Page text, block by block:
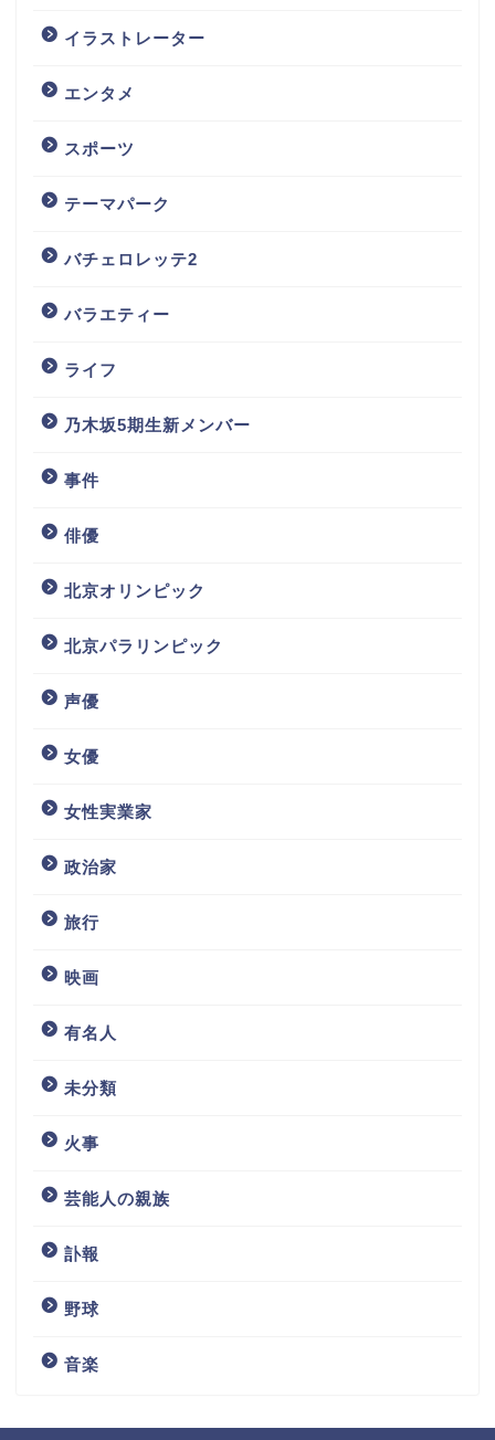
イラストレーター
エンタメ
スポーツ
テーマパーク
バチェロレッテ2
バラエティー
ライフ
乃木坂5期生新メンバー
事件
俳優
北京オリンピック
北京パラリンピック
声優
女優
女性実業家
政治家
旅行
映画
有名人
未分類
火事
芸能人の親族
訃報
野球
音楽